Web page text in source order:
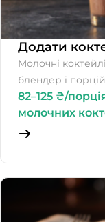
Додати
Молочні
блендер і
82–125 ₴/
молочних